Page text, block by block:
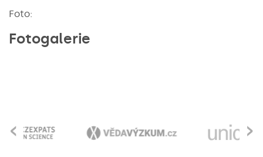
Foto:
Fotogalerie
›
‹